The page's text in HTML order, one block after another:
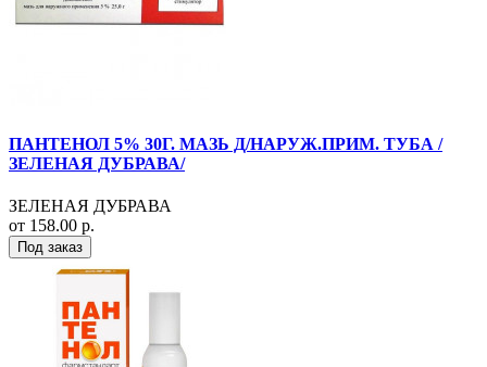
ПАНТЕНОЛ 5% 30Г. МАЗЬ Д/НАРУЖ.ПРИМ. ТУБА /
ЗЕЛЕНАЯ ДУБРАВА/
ЗЕЛЕНАЯ ДУБРАВА
от 158.00 р.
Под заказ